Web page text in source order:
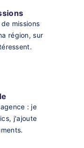
missions
région, sur
: je
j'ajoute